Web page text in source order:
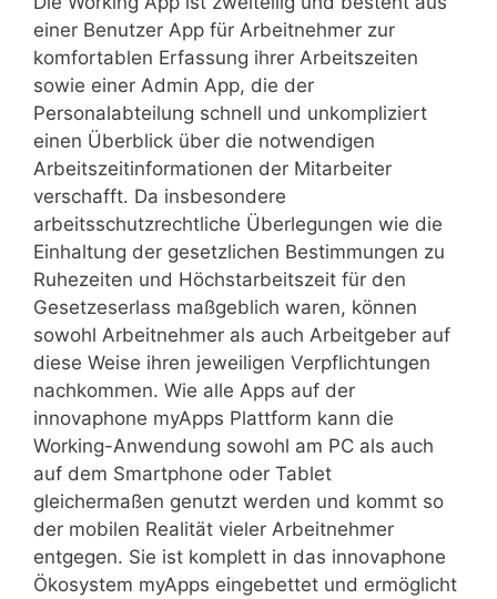
einer Benutzer App für Arbeitnehmer zur
komfortablen Erfassung ihrer Arbeitszeiten
sowie einer Admin App, die der
Personalabteilung schnell und unkompliziert
einen Überblick über die notwendigen
Arbeitszeitinformationen der Mitarbeiter
verschafft. Da insbesondere
arbeitsschutzrechtliche Überlegungen wie die
Einhaltung der gesetzlichen Bestimmungen zu
Ruhezeiten und Höchstarbeitszeit für den
Gesetzeserlass maßgeblich waren, können
sowohl Arbeitnehmer als auch Arbeitgeber auf
diese Weise ihren jeweiligen Verpflichtungen
nachkommen. Wie alle Apps auf der
innovaphone myApps Plattform kann die
Working-Anwendung sowohl am PC als auch
auf dem Smartphone oder Tablet
gleichermaßen genutzt werden und kommt so
der mobilen Realität vieler Arbeitnehmer
entgegen. Sie ist komplett in das innovaphone
Ökosystem myApps eingebettet und ermöglicht